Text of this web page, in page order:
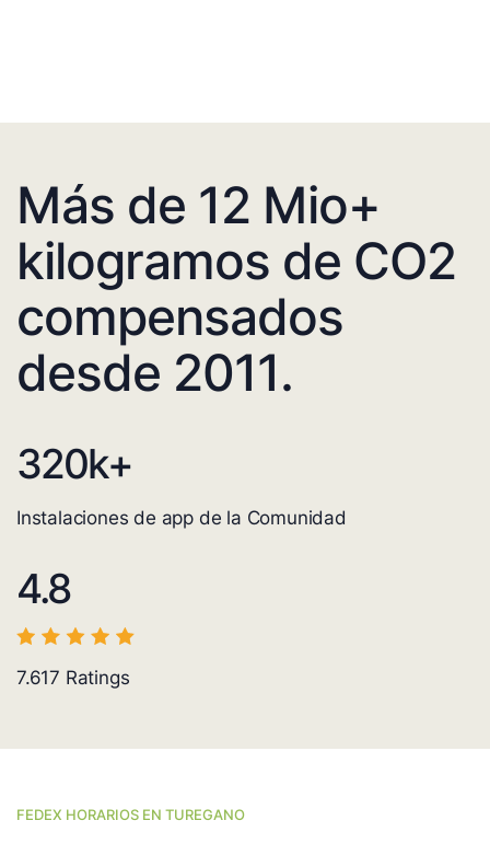
Más de 12 Mio+
kilogramos de CO2
compensados
desde 2011.
320k+
Instalaciones de app de la Comunidad
4.8
7.617 Ratings
FEDEX HORARIOS EN TUREGANO